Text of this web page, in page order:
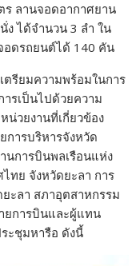
ร ลานจอดอากาศยาน
ง ได้จำนวน 3 ลำ ใน
อดรถยนต์ได้ 140 คัน
ตรียมความพร้อมในการ
รเป็นไปด้วยความ
น่วยงานที่เกี่ยวข้อง
การบริหารจังหวัด
นการบินพลเรือนแห่ง
ทย จังหวัดยะลา การ
ะลา สภาอุตสาหกรรม
ยการบินและผู้แทน
ะชุมหารือ ดังนี้